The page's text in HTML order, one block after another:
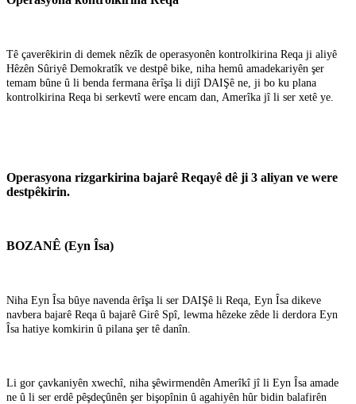
Tê çaverêkirin di demek nêzîk de operasyonên kontrolkirina Reqa ji aliyê
Hêzên Sûriyê Demokratîk ve destpê bike, niha hemû amadekariyên şer
temam bûne û li benda fermana êrîşa li dijî DAIŞê ne, ji bo ku plana
kontrolkirina Reqa bi serkevtî were encam dan, Amerîka jî li ser xetê ye.
Operasyona rizgarkirina bajarê Reqayê dê ji 3 aliyan ve were
destpêkirin.
BOZANÊ (Eyn Îsa)
Niha Eyn Îsa bûye navenda êrîşa li ser DAIŞê li Reqa, Eyn Îsa dikeve
navbera bajarê Reqa û bajarê Girê Spî, lewma hêzeke zêde li derdora Eyn
Îsa hatiye komkirin û pilana şer tê danîn.
Li gor çavkaniyên xwechî, niha şêwirmendên Amerîkî jî li Eyn Îsa amade
ne û li ser erdê pêşdeçûnên şer bişopînin û agahiyên hûr bidin balafirên